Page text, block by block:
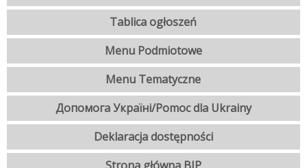
Tablica ogłoszeń
Menu Podmiotowe
Menu Tematyczne
Допомога Україні/Pomoc dla Ukrainy
Deklaracja dostępności